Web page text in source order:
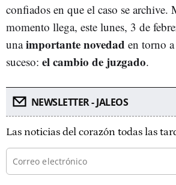
confiados en que el caso se archive.
momento llega, este lunes, 3 de
unaimportante novedad en torno
suceso: el cambio de juzgado.
NEWSLETTER - JALEOS
Las noticias del corazón todas las